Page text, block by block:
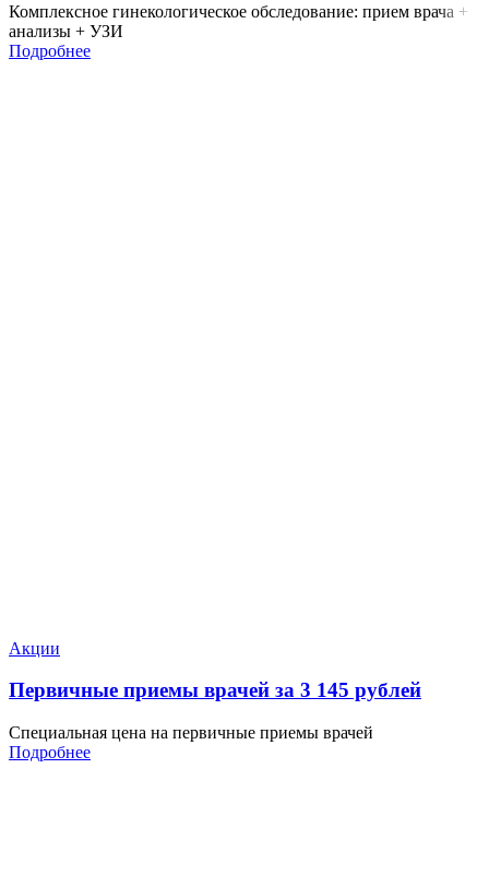
Комплексное гинекологическое обследование: прием врача +
анализы + УЗИ
Подробнее
Акции
Первичные приемы врачей за 3 145 рублей
Специальная цена на первичные приемы врачей
Подробнее